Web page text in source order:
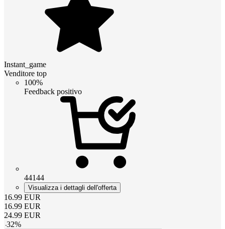
Instant_game
Venditore top
100%
Feedback positivo
44144
Visualizza i dettagli dell'offerta
16.99 EUR
16.99 EUR
24.99 EUR
-32%